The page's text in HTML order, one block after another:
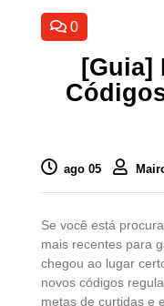
0
[Guia]
ago 05
Se você está
mais recentes para
chegou ao lugar
novos códigos
metas de curtidas e